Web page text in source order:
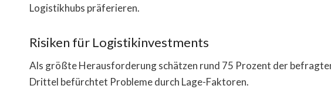
Logistikhubs präferieren.
Risiken für Logistikinvestments
Als größte Herausforderung schätzen rund 75 Prozent der
Drittel befürchtet Probleme durch Lage-Faktoren.